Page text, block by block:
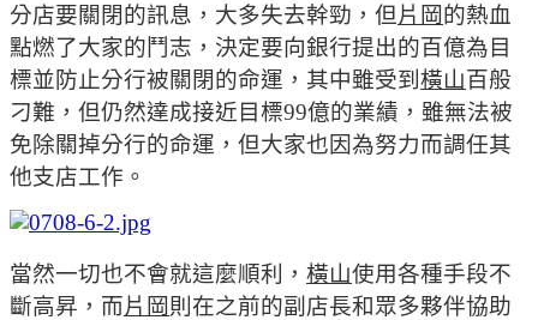
分店要關閉的訊息，大多失去幹勁，但片岡的熱血
點燃了大家的鬥志，決定要向銀行提出的百億為目
標並防止分行被關閉的命運，其中雖受到 橫山百般
刁難，但仍然達成接近目標99億的業績，雖無法被
免除關掉分行的命運，但大家也因為努力而調任其
他支店工作。
當然一切也不會就這麼順利， 橫山使用各種手段不
斷高昇，而片岡則在之前的副店長和眾多夥伴協助